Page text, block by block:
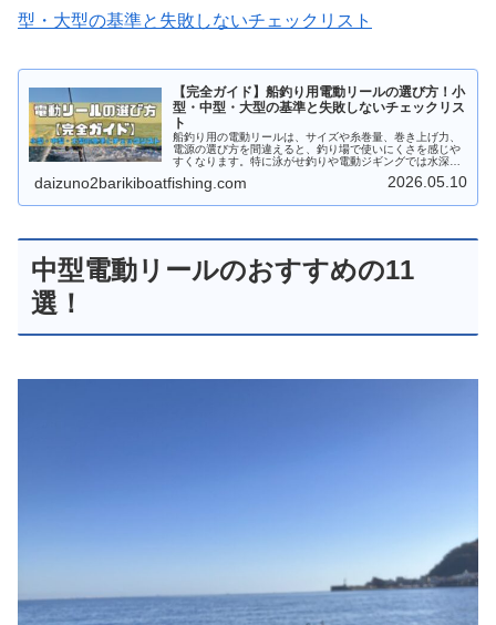
型・大型の基準と失敗しないチェックリスト
【完全ガイド】船釣り用電動リールの選び方！小
型・中型・大型の基準と失敗しないチェックリス
ト
船釣り用の電動リールは、サイズや糸巻量、巻き上げ力、
電源の選び方を間違えると、釣り場で使いにくさを感じや
すくなります。特に泳がせ釣りや電動ジギングでは水深や
ります。そこで本記事では、小型・...
daizuno2barikiboatfishing.com 2026.05.10
中型電動リールのおすすめの11
選！